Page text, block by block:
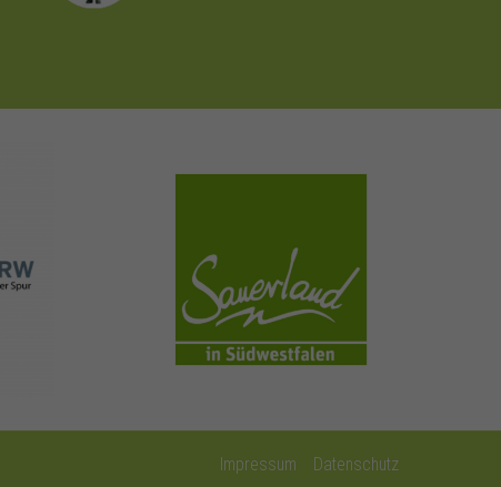
sauerland.com
Impressum Datenschutz